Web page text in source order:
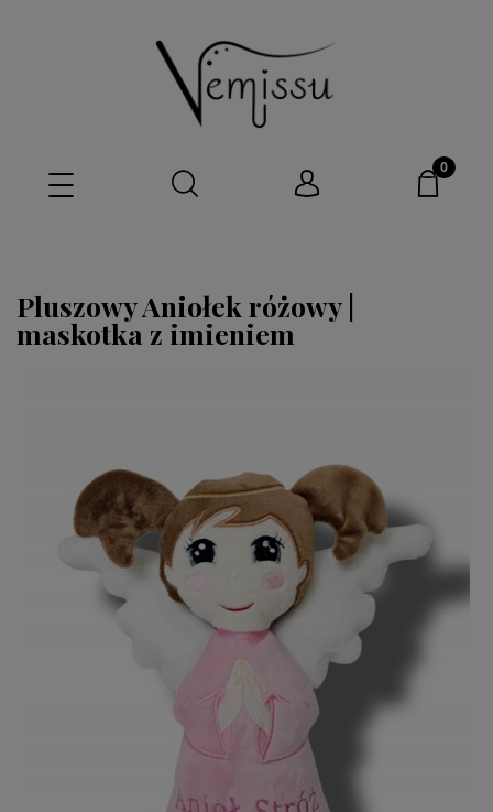
Pluszowy Aniołek różowy |
maskotka z imieniem